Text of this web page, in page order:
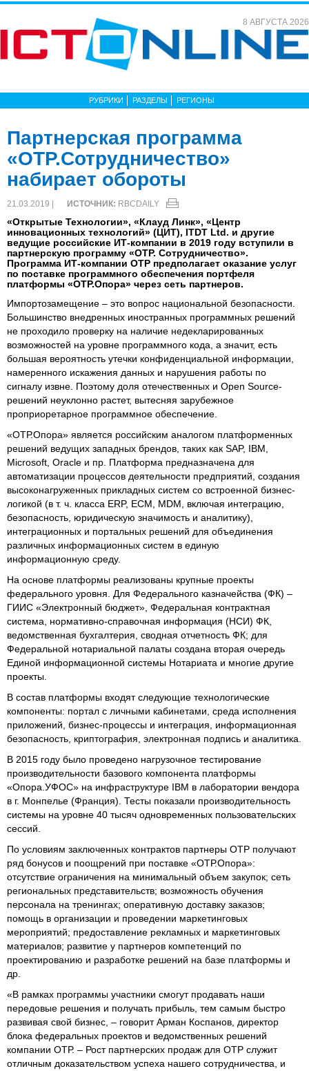
8 АВГУСТА 2026
РУБРИКИ РАЗДЕЛЫ РЕГИОНЫ
Партнерская программа
«ОТР.Сотрудничество»
набирает обороты
21.03.2019 | ИСТОЧНИК: RBCDAILY
«Открытые Технологии», «Клауд Линк», «Центр
инновационных технологий» (ЦИТ), ITDT Ltd. и другие
ведущие российские ИТ-компании в 2019 году вступили в
партнерскую программу «ОТР. Сотрудничество».
Программа ИТ-компании ОТР предполагает оказание услуг
по поставке программного обеспечения портфеля
платформы «ОТР.Опора» через сеть партнеров.
Импортозамещение – это вопрос национальной безопасности.
Большинство внедренных иностранных программных решений
не проходило проверку на наличие недекларированных
возможностей на уровне программного кода, а значит, есть
большая вероятность утечки конфиденциальной информации,
намеренного искажения данных и нарушения работы по
сигналу извне. Поэтому доля отечественных и Open Source-
решений неуклонно растет, вытесняя зарубежное
проприоретарное программное обеспечение.
«ОТР.Опора» является российским аналогом платформенных
решений ведущих западных брендов, таких как SAP, IBM,
Microsoft, Oracle и пр. Платформа предназначена для
автоматизации процессов деятельности предприятий, создания
высоконагруженных прикладных систем со встроенной бизнес-
логикой (в т. ч. класса ERP, ECM, MDM, включая интеграцию,
безопасность, юридическую значимость и аналитику),
интеграционных и портальных решений для объединения
различных информационных систем в единую
информационную среду.
На основе платформы реализованы крупные проекты
федерального уровня. Для Федерального казначейства (ФК) –
ГИИС «Электронный бюджет», Федеральная контрактная
система, нормативно-справочная информация (НСИ) ФК,
ведомственная бухгалтерия, сводная отчетность ФК; для
Федеральной нотариальной палаты создана вторая очередь
Единой информационной системы Нотариата и многие другие
проекты.
В состав платформы входят следующие технологические
компоненты: портал с личными кабинетами, среда исполнения
приложений, бизнес-процессы и интеграция, информационная
безопасность, криптография, электронная подпись и аналитика.
В 2015 году было проведено нагрузочное тестирование
производительности базового компонента платформы
«Опора.УФОС» на инфраструктуре IBM в лаборатории вендора
в г. Монпелье (Франция). Тесты показали производительность
системы на уровне 40 тысяч одновременных пользовательских
сессий.
По условиям заключенных контрактов партнеры ОТР получают
ряд бонусов и поощрений при поставке «ОТР.Опора»:
отсутствие ограничения на минимальный объем закупок; сеть
региональных представительств; возможность обучения
персонала на тренингах; оперативную доставку заказов;
помощь в организации и проведении маркетинговых
мероприятий; предоставление рекламных и маркетинговых
материалов; развитие у партнеров компетенций по
проектированию и разработке решений на базе платформы и
др.
«В рамках программы участники смогут продавать наши
передовые решения и получать прибыль, тем самым быстро
развивая свой бизнес, – говорит Арман Коспанов, директор
блока федеральных проектов и ведомственных решений
компании ОТР. – Рост партнерских продаж для ОТР служит
отличным доказательством успеха нашего сотрудничества, и